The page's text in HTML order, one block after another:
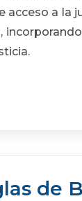
acceso a
de